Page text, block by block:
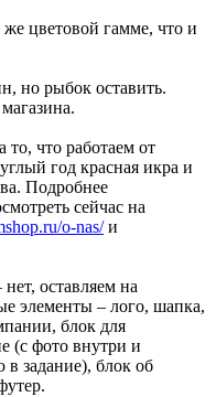
цветовой гамме, что и
но рыбок оставить.
что работаем от
год красная икра и
Подробнее
сейчас на
o-nas/и
оставляем на
элементы – лого, шапка,
блок для
(с фото внутри и
задание), блок об